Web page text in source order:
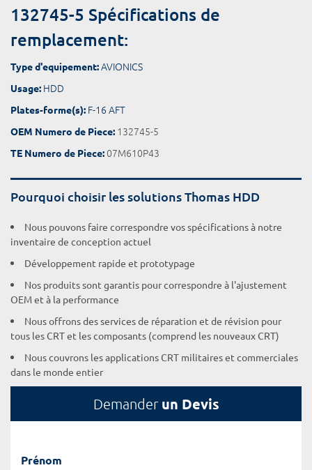
132745-5 Spécifications de
remplacement:
Type d'equipement:AVIONICS
Usage: HDD
Plates-forme(s): F-16 AFT
OEM Numero de Piece: 132745-5
TE Numero de Piece:07M610P43
Pourquoi choisir les solutions Thomas HDD
Nous pouvons faire correspondre vos spécifications à notre
inventaire de conception actuel
Développement rapide et prototypage
Nos produits sont garantis pour correspondre à l'ajustement
OEM et à la performance
Nous offrons des services de réparation et de révision pour
tous les CRT et les composants (comprend les nouveaux CRT)
Nous couvrons les applications CRT militaires et commerciales
dans le monde entier
Demander un Devis
Prénom